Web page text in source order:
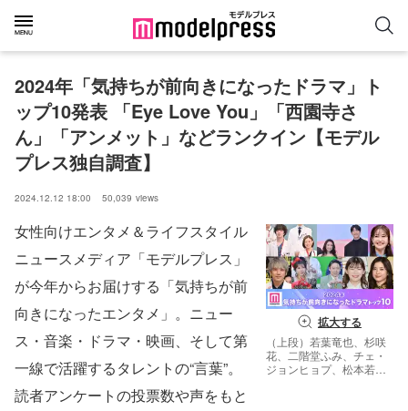
2024年「気持ちが前向きになったドラマ」ト
ップ10発表 「Eye Love You」「西園寺さ
ん」「アンメット」などランクイン【モデル
プレス独自調査】
2024.12.12 18:00 50,039 views
拡大する
（上段）若葉竜也、杉咲
花、二階堂ふみ、チェ・
ジョンヒョプ、松本若菜
女性向けエンタメ＆ライフスタイル
ニュースメディア「モデルプレス」
が今年からお届けする「気持ちが前
向きになったエンタメ」。ニュー
ス・音楽・ドラマ・映画、そして第
一線で活躍するタレントの“言葉”。
読者アンケートの投票数や声をもと